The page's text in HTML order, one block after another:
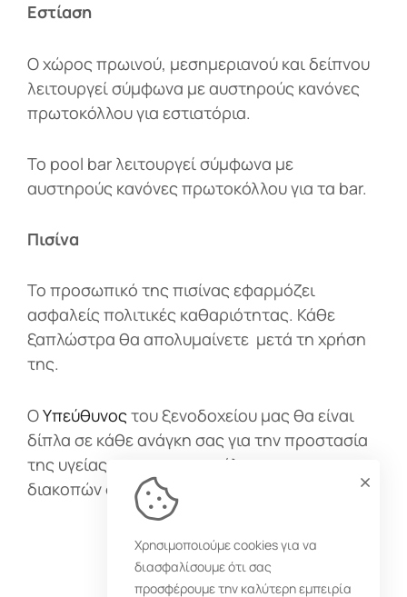
Εστίαση
Ο χώρος πρωινού, μεσημεριανού και δείπνου
λειτουργεί σύμφωνα με αυστηρούς κανόνες
πρωτοκόλλου για εστιατόρια.
Το pool bar λειτουργεί σύμφωνα με
αυστηρούς κανόνες πρωτοκόλλου για τα bar.
Πισίνα
Το προσωπικό της πισίνας εφαρμόζει
ασφαλείς πολιτικές καθαριότητας. Κάθε
ξαπλώστρα θα απολυμαίνετε μετά τη χρήση
της.
ΟΥπεύθυνοςτου ξενοδοχείου μας θα είναι
δίπλα σε κάθε ανάγκη σας για την προστασία
της υγείας σας και την απόλαυση των
διακοπών σας.
Χρησιμοποιούμε cookies για να
διασφαλίσουμε ότι σας
προσφέρουμε την καλύτερη εμπειρία